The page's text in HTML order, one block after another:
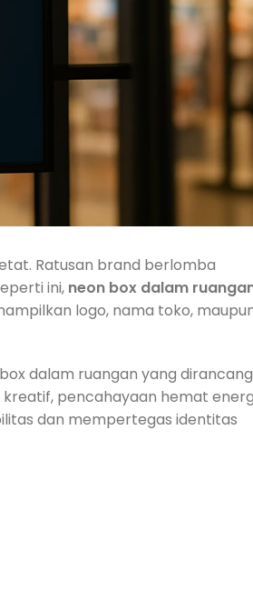
Ratusan brand berlomba
ini, neon box dalam
logo, nama toko,
dalam ruangan yang dirancang
pencahayaan hemat
dan mempertegas identitas